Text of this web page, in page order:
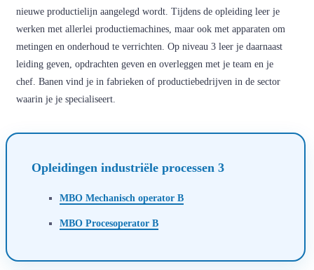
nieuwe productielijn aangelegd wordt. Tijdens de opleiding leer je
werken met allerlei productiemachines, maar ook met apparaten om
metingen en onderhoud te verrichten. Op niveau 3 leer je daarnaast
leiding geven, opdrachten geven en overleggen met je team en je
chef. Banen vind je in fabrieken of productiebedrijven in de sector
waarin je je specialiseert.
Opleidingen industriële processen 3
MBO Mechanisch operator B
MBO Procesoperator B